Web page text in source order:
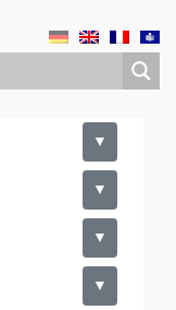
▼
▼
▼
▼